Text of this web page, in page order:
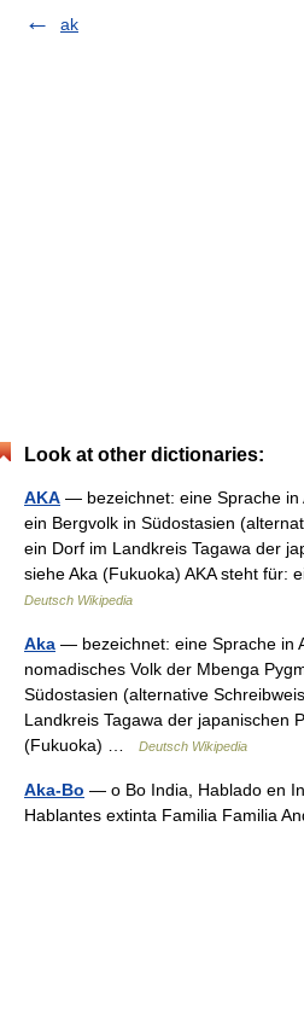
ak
Look at other dictionaries:
AKA — bezeichnet: eine Sprache in
ein Bergvolk in Südostasien
ein Dorf im Landkreis Tagawa der
siehe Aka (Fukuoka) AKA steht
Deutsch Wikipedia
Aka — bezeichnet: eine Sprache in
nomadisches Volk der Mbenga
Südostasien (alternative
Landkreis Tagawa der japanischen
(Fukuoka) …
Deutsch Wikipedia
Aka-Bo — o Bo India, Hablado en
Hablantes extinta Familia Familia